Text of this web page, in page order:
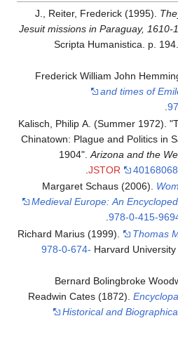
J., Reiter, Frederick (1995).
Jesuit missions in Paraguay, 1610-
Scripta Humanistica. p. 194.
Frederick William John
and times of
.
Kalisch, Philip A. (Summer 1972).
Chinatown: Plague and Politics in
1904".Arizona and the
JSTOR
40168068
.
Margaret Schaus (2006).
Medieval Europe: An
978-0-415-
.
Richard Marius (1999). Thomas
Harvard University
978-0-674-
Bernard Bolingbroke
Readwin Cates (1872).
Historical and